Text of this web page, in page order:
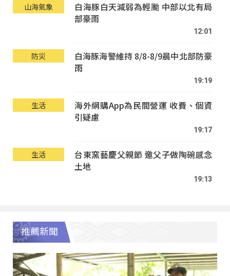
山海氣象
白海豚白天減弱為輕颱 中部以北有局
部豪雨
12:01
防災
白海豚海警維持 8/8-8/9晨中北部防豪
雨
19:19
生活
海外網購App為民間營運 收費、個資
引疑慮
19:17
生活
台東窯藝慶父親節 邀父子做陶碗感念
土地
19:13
推薦新聞